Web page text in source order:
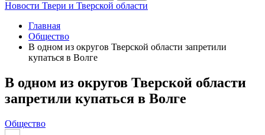
Новости Твери и Тверской области
Главная
Общество
В одном из округов Тверской области запретили
купаться в Волге
В одном из округов Тверской области
запретили купаться в Волге
Общество